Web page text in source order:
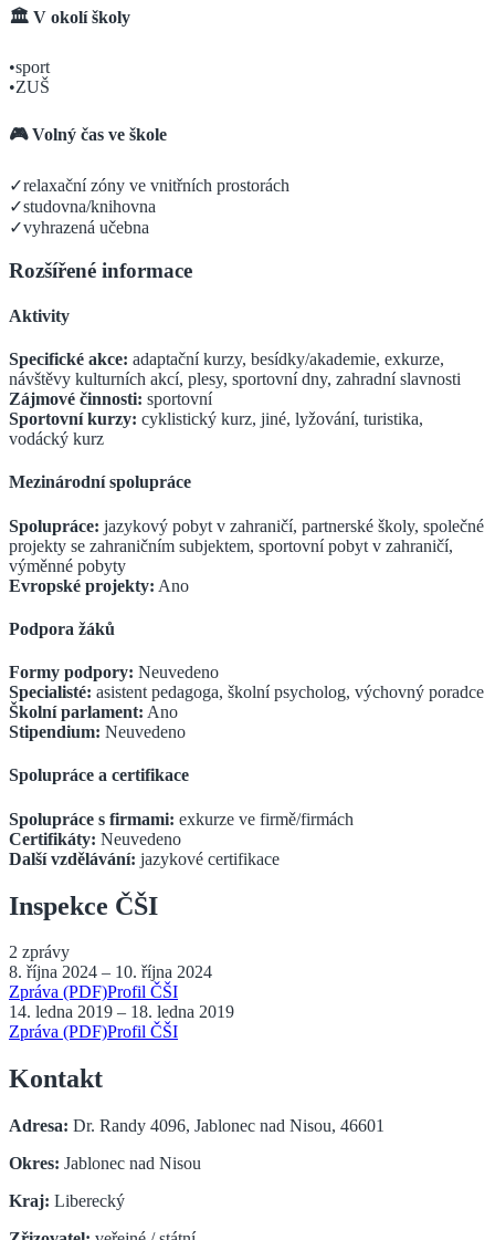
🏛️ V okolí školy
•sport
•ZUŠ
🎮 Volný čas ve škole
✓relaxační zóny ve vnitřních prostorách
✓studovna/knihovna
✓vyhrazená učebna
Rozšířené informace
Aktivity
Specifické akce: adaptační kurzy, besídky/akademie, exkurze,
návštěvy kulturních akcí, plesy, sportovní dny, zahradní slavnosti
Zájmové činnosti: sportovní
Sportovní kurzy: cyklistický kurz, jiné, lyžování, turistika,
vodácký kurz
Mezinárodní spolupráce
Spolupráce: jazykový pobyt v zahraničí, partnerské školy, společné
projekty se zahraničním subjektem, sportovní pobyt v zahraničí,
výměnné pobyty
Evropské projekty: Ano
Podpora žáků
Formy podpory: Neuvedeno
Specialisté: asistent pedagoga, školní psycholog, výchovný poradce
Školní parlament: Ano
Stipendium: Neuvedeno
Spolupráce a certifikace
Spolupráce s firmami: exkurze ve firmě/firmách
Certifikáty: Neuvedeno
Další vzdělávání: jazykové certifikace
Inspekce ČŠI
2 zprávy
8. října 2024 – 10. října 2024
Zpráva (PDF)Profil ČŠI
14. ledna 2019 – 18. ledna 2019
Zpráva (PDF)Profil ČŠI
Kontakt
Adresa: Dr. Randy 4096, Jablonec nad Nisou, 46601
Okres: Jablonec nad Nisou
Kraj: Liberecký